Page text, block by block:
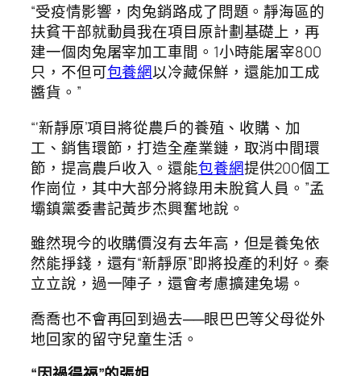
“受疫情影響，肉兔銷路成了問題。靜海區的
扶貧干部就動員我在項目原計劃基礎上，再
建一個肉兔屠宰加工車間。1小時能屠宰800
只，不但可包養網以冷藏保鮮，還能加工成
醬貨。”
“‘新靜原’項目將從農戶的養殖、收購、加
工、銷售環節，打造全產業鏈，取消中間環
節，提高農戶收入。還能包養網提供200個工
作崗位，其中大部分將錄用未脫貧人員。”孟
壩鎮黨委書記黃步杰興奮地說。
雖然現今的收購價沒有去年高，但是養兔依
然能掙錢，還有“新靜原”即將投產的利好。秦
立立說，過一陣子，還會考慮擴建兔場。
喬喬也不會再回到過去──眼巴巴等父母從外
地回家的留守兒童生活。